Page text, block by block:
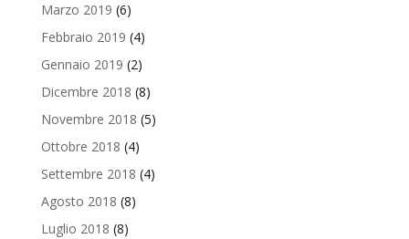
Marzo 2019 (6)
Febbraio 2019 (4)
Gennaio 2019 (2)
Dicembre 2018 (8)
Novembre 2018 (5)
Ottobre 2018 (4)
Settembre 2018 (4)
Agosto 2018 (8)
Luglio 2018 (8)